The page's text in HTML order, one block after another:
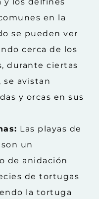
en la
se pueden ver
cerca de los
durante ciertas
se avistan
y orcas en sus
Las playas de
un
de anidación
de tortugas
la tortuga